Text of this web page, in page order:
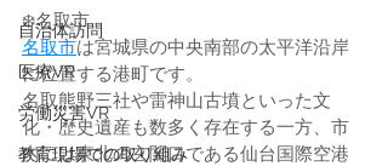
自治体訪問
医療VR
労働災害VR
教育現場での取り組み
❄️名取市
名取市は宮城県の中央南部の太平洋沿岸
に位置する港町です。
名取熊野三社や雷神山古墳といった文
化・歴史遺産も数多く存在する一方、市
内には東北の玄関口である仙台国際空港